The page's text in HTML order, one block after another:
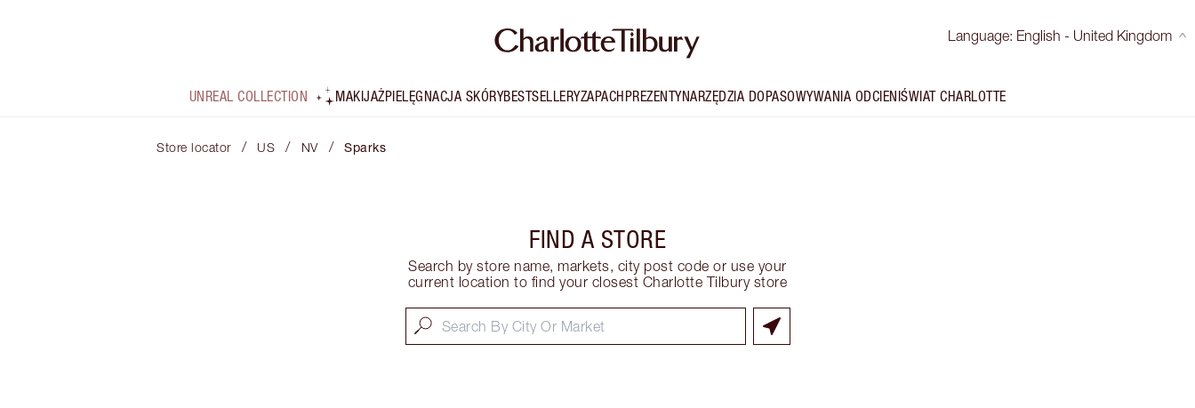
Language: English - United Kingdom
UNREAL COLLECTION MAKIJAŻPIELĘGNACJA SKÓRYBESTSELLERYZAPACHPREZENTYNARZĘDZIA DOPASOWYWANIA ODCIENIŚWIAT CHARLOTTE
Store locator / US / NV / Sparks
FIND A STORE
Search by store name, markets, city post code or use your
current location to find your closest Charlotte Tilbury store